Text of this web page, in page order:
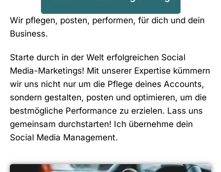
Wir pflegen, posten, performen, für dich und dein
Business.
Starte durch in der Welt erfolgreichen Social
Media-Marketings! Mit unserer Expertise kümmern
wir uns nicht nur um die Pflege deines Accounts,
sondern gestalten, posten und optimieren, um die
bestmögliche Performance zu erzielen. Lass uns
gemeinsam durchstarten! Ich übernehme dein
Social Media Management.